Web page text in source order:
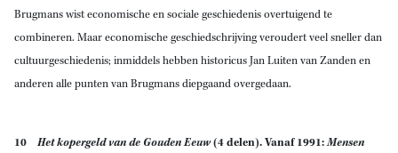
Brugmans wist economische en sociale geschiedenis overtuigend te
combineren. Maar economische geschiedschrijving veroudert veel sneller dan
cultuurgeschiedenis; inmiddels hebben historicus Jan Luiten van Zanden en
anderen alle punten van Brugmans diepgaand overgedaan.
10Het kopergeld van de Gouden Eeuw(4 delen). Vanaf 1991:Mensen